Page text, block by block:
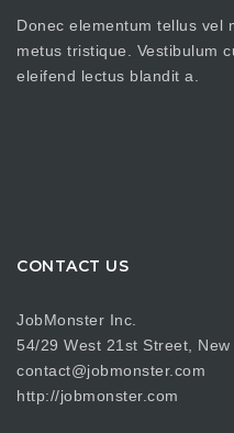
Donec elementum tellus vel
metus tristique. Vestibulum
eleifend lectus blandit a.
CONTACT US
JobMonster Inc.
54/29 West 21st Street,
contact@jobmonster.com
http://jobmonster.com